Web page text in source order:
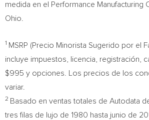
medida en el Performance Manufacturing
Ohio
1 MSRP (Precio Minorista Sugerido por el
incluye impuestos, licencia, registración,
$995 y opciones. Los precios de los
variar.
2 Basado en ventas totales de Autodata
tres filas de lujo de 1980 hasta junio de